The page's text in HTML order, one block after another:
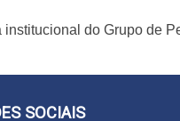
institucional do Grupo de
SOCIAIS